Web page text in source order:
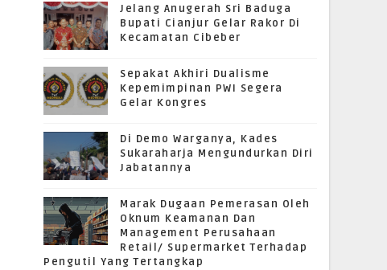
Jelang Anugerah Sri Baduga
Bupati Cianjur Gelar Rakor Di
Kecamatan Cibeber
Sepakat Akhiri Dualisme
Kepemimpinan PWI Segera
Gelar Kongres
Di Demo Warganya, Kades
Sukaraharja Mengundurkan Diri
Jabatannya
Marak Dugaan Pemerasan Oleh
Oknum Keamanan Dan
Management Perusahaan
Retail/ Supermarket Terhadap
Pengutil Yang Tertangkap